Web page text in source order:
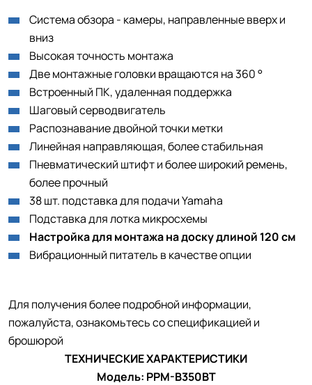
Система обзора - камеры, направленные вверх и
вниз
Высокая точность монтажа
Две монтажные головки вращаются на 360 °
Встроенный ПК, удаленная поддержка
Шаговый серводвигатель
Распознавание двойной точки метки
Линейная направляющая, более стабильная
Пневматический штифт и более широкий ремень,
более прочный
38 шт. подставка для подачи Yamaha
Подставка для лотка микросхемы
Настройка для монтажа на доску длиной 120 см
Вибрационный питатель в качестве опции
Для получения более подробной информации,
пожалуйста, ознакомьтесь со спецификацией и
брошюрой
ТЕХНИЧЕСКИЕ ХАРАКТЕРИСТИКИ
Модель: PPM-B350BT